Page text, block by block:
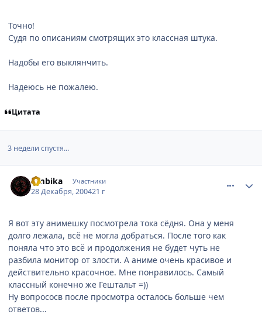
Точно!
Судя по описаниям смотрящих это классная штука.
Надобы его выклянчить.
Надеюсь не пожалею.
Цитата
3 недели спустя...
Ambika Участники
28 Декабря, 200421 г
Я вот эту анимешку посмотрела тока сёдня. Она у меня
долго лежала, всё не могла добраться. После того как
поняла что это всё и продолжения не будет чуть не
разбила монитор от злости. А аниме очень красивое и
действительно красочное. Мне понравилось. Самый
классный конечно же Гештальт =))
Ну вопрососв после просмотра осталось больше чем
ответов...